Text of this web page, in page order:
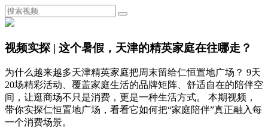
视频实探 | 这个暑假，天津的精英家庭在往哪走？
为什么越来越多天津精英家庭把周末留给仁恒置地广场？ 9天
20场精彩活动、覆盖家庭生活的品牌矩阵、舒适自在的陪伴空
间，让逛商场不只是消费，更是一种生活方式。 本期视频，
带你实探仁恒置地广场，看看它如何把“家庭陪伴”真正融入每
一个消费场景。